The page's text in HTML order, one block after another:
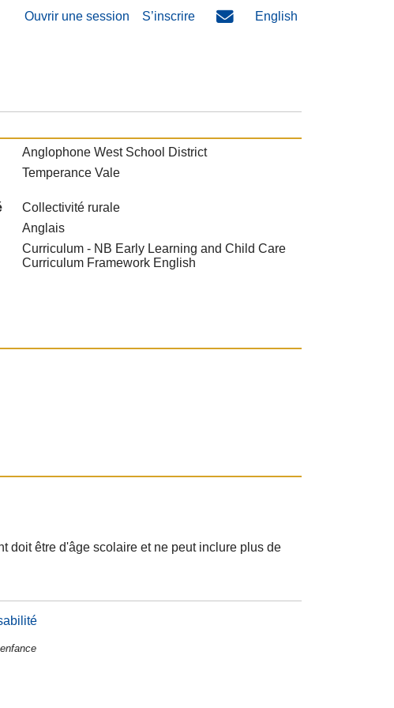
Ouvrir une session S’inscrire English
Anglophone West School District
Temperance Vale
Collectivité rurale
Anglais
Curriculum - NB Early Learning and Child Care
Curriculum Framework English
doit être d'âge scolaire et ne peut inclure plus de